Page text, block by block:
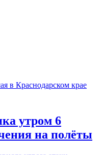
утром 6
на полёты